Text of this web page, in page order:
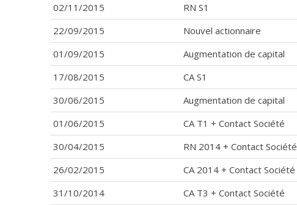
02/11/2015
RN S1
22/09/2015
Nouvel actionnaire
01/09/2015
Augmentation de capital
17/08/2015
CA S1
30/06/2015
Augmentation de capital
01/06/2015
CA T1 + Contact Société
30/04/2015
RN 2014 + Contact Société
26/02/2015
CA 2014 + Contact Société
31/10/2014
CA T3 + Contact Société